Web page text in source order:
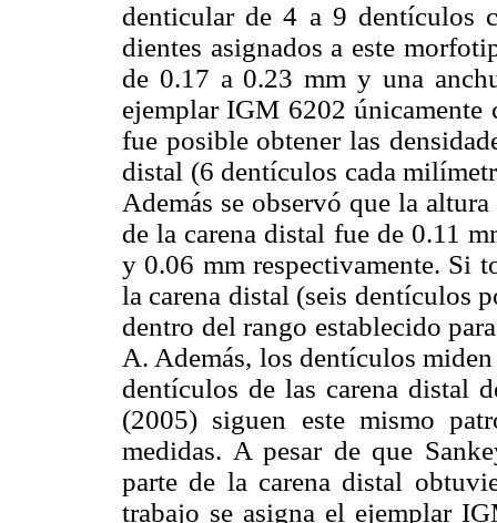
denticular de 4 a 9 dentículos
dientes asignados a este
de 0.17 a 0.23 mm y una
ejemplar IGM 6202 únicamente
fue posible obtener las
distal (6 dentículos cada
Además se observó que la
de la carena distal fue de 0.11
y 0.06 mm respectivamente. Si
la carena distal (seis dentículos
dentro del rango establecido
A. Además, los dentículos
dentículos de las carena distal
(2005) siguen este mismo
medidas. A pesar de que
parte de la carena distal
trabajo se asigna el ejemplar